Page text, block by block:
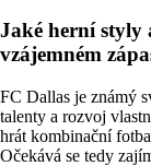
Jaké herní styly
vzájemném
FC Dallas je známý
talenty a rozvoj
hrát kombinační
Očekává se tedy